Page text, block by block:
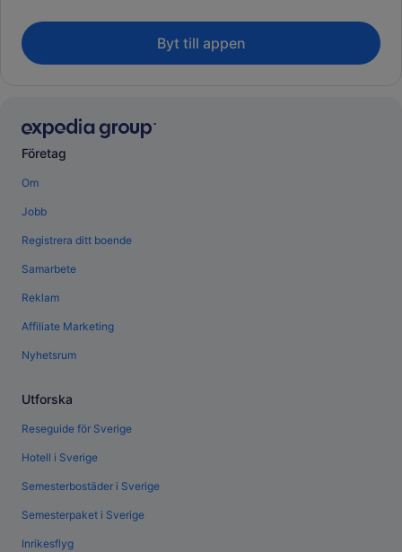
Byt till appen
Företag
Om
Jobb
Registrera ditt boende
Samarbete
Reklam
Affiliate Marketing
Nyhetsrum
Utforska
Reseguide för Sverige
Hotell i Sverige
Semesterbostäder i Sverige
Semesterpaket i Sverige
Inrikesflyg